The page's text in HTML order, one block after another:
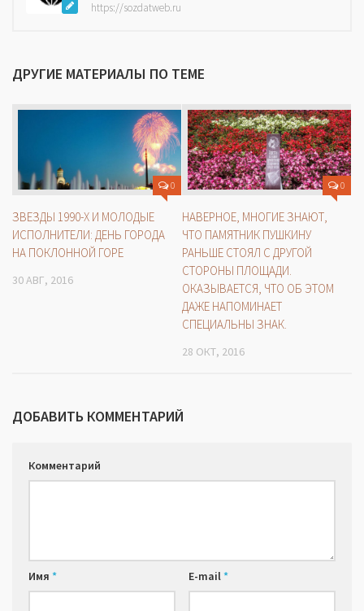
https://sozdatweb.ru
ДРУГИЕ МАТЕРИАЛЫ ПО ТЕМЕ
0
ЗВЕЗДЫ 1990-Х И МОЛОДЫЕ
ИСПОЛНИТЕЛИ: ДЕНЬ ГОРОДА
НА ПОКЛОННОЙ ГОРЕ
30 АВГ, 2016
0
НАВЕРНОЕ, МНОГИЕ ЗНАЮТ,
ЧТО ПАМЯТНИК ПУШКИНУ
РАНЬШЕ СТОЯЛ С ДРУГОЙ
СТОРОНЫ ПЛОЩАДИ.
ОКАЗЫВАЕТСЯ, ЧТО ОБ ЭТОМ
ДАЖЕ НАПОМИНАЕТ
СПЕЦИАЛЬНЫ ЗНАК.
28 ОКТ, 2016
ДОБАВИТЬ КОММЕНТАРИЙ
Комментарий
Имя * E-mail*